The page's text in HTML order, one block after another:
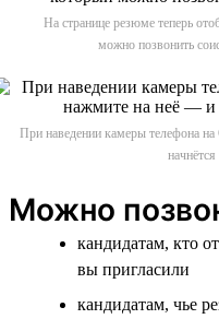
На странице резюме теперь
можно позвонить
При наведении камеры телефона
Можно
кандидатам, кто
вы пригласили
кандидатам, чье